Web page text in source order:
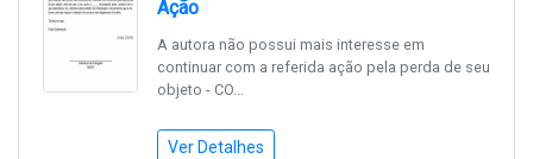
Ação
A autora não possui mais interesse em
continuar com a referida ação pela perda de seu
objeto - CO...
Ver Detalhes